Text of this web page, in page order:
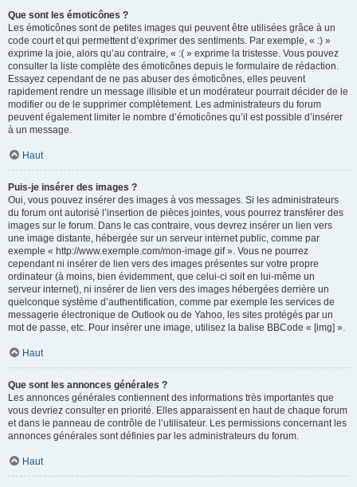
Que sont les émoticônes ?
Les émoticônes sont de petites images qui peuvent être utilisées grâce à un
code court et qui permettent d’exprimer des sentiments. Par exemple, « :) »
exprime la joie, alors qu’au contraire, « :( » exprime la tristesse. Vous pouvez
consulter la liste complète des émoticônes depuis le formulaire de rédaction.
Essayez cependant de ne pas abuser des émoticônes, elles peuvent
rapidement rendre un message illisible et un modérateur pourrait décider de le
modifier ou de le supprimer complètement. Les administrateurs du forum
peuvent également limiter le nombre d’émoticônes qu’il est possible d’insérer
à un message.
Haut
Puis-je insérer des images ?
Oui, vous pouvez insérer des images à vos messages. Si les administrateurs
du forum ont autorisé l’insertion de pièces jointes, vous pourrez transférer des
images sur le forum. Dans le cas contraire, vous devrez insérer un lien vers
une image distante, hébergée sur un serveur internet public, comme par
exemple « http://www.exemple.com/mon-image.gif ». Vous ne pourrez
cependant ni insérer de lien vers des images présentes sur votre propre
ordinateur (à moins, bien évidemment, que celui-ci soit en lui-même un
serveur internet), ni insérer de lien vers des images hébergées derrière un
quelconque système d’authentification, comme par exemple les services de
messagerie électronique de Outlook ou de Yahoo, les sites protégés par un
mot de passe, etc. Pour insérer une image, utilisez la balise BBCode « [img] ».
Haut
Que sont les annonces générales ?
Les annonces générales contiennent des informations très importantes que
vous devriez consulter en priorité. Elles apparaissent en haut de chaque forum
et dans le panneau de contrôle de l’utilisateur. Les permissions concernant les
annonces générales sont définies par les administrateurs du forum.
Haut